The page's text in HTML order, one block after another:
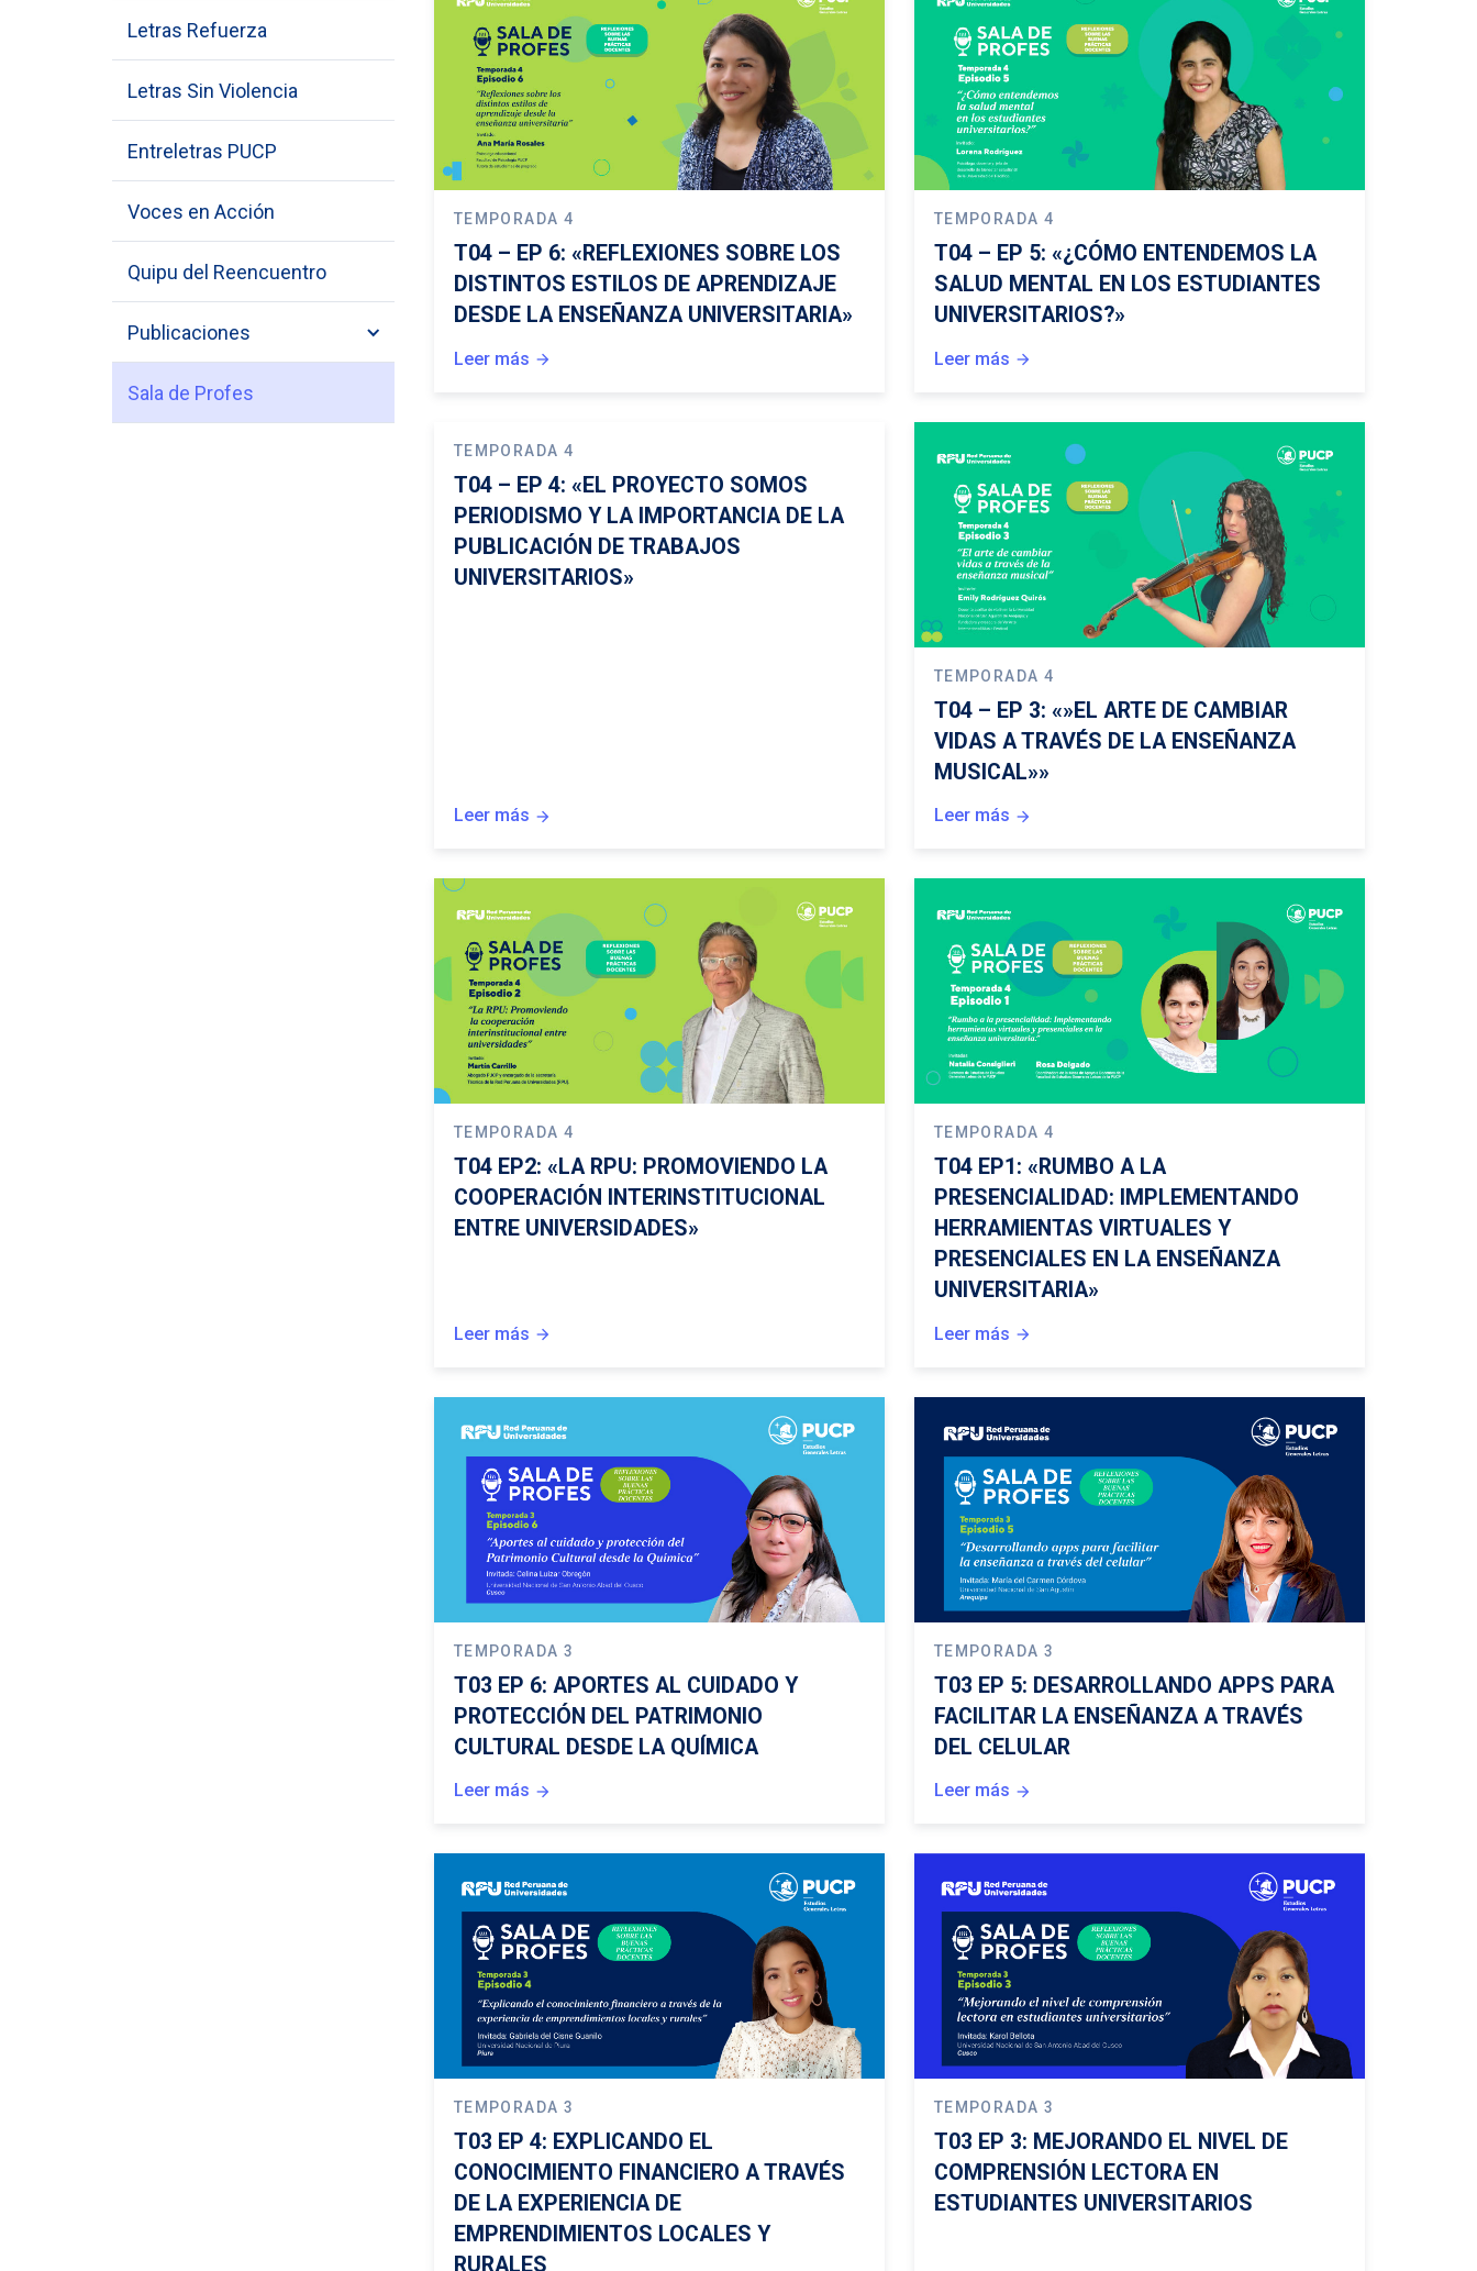
Letras Refuerza
Letras Sin Violencia
Entreletras PUCP
Voces en Acción
Quipu del Reencuentro
Publicaciones
Sala de Profes
TEMPORADA 4
T04 – EP 6: «REFLEXIONES SOBRE LOS
DISTINTOS ESTILOS DE APRENDIZAJE
DESDE LA ENSEÑANZA UNIVERSITARIA»
Leer más arrow_forward
TEMPORADA 4
T04 – EP 5: «¿CÓMO ENTENDEMOS LA
SALUD MENTAL EN LOS ESTUDIANTES
UNIVERSITARIOS?»
Leer más arrow_forward
TEMPORADA 4
T04 – EP 4: «EL PROYECTO SOMOS
PERIODISMO Y LA IMPORTANCIA DE LA
PUBLICACIÓN DE TRABAJOS
UNIVERSITARIOS»
Leer más arrow_forward
TEMPORADA 4
T04 – EP 3: «»EL ARTE DE CAMBIAR
VIDAS A TRAVÉS DE LA ENSEÑANZA
MUSICAL»»
Leer más arrow_forward
TEMPORADA 4
T04 EP2: «LA RPU: PROMOVIENDO LA
COOPERACIÓN INTERINSTITUCIONAL
ENTRE UNIVERSIDADES»
Leer más arrow_forward
TEMPORADA 4
T04 EP1: «RUMBO A LA
PRESENCIALIDAD: IMPLEMENTANDO
HERRAMIENTAS VIRTUALES Y
PRESENCIALES EN LA ENSEÑANZA
UNIVERSITARIA»
Leer más arrow_forward
TEMPORADA 3
T03 EP 6: APORTES AL CUIDADO Y
PROTECCIÓN DEL PATRIMONIO
CULTURAL DESDE LA QUÍMICA
Leer más arrow_forward
TEMPORADA 3
T03 EP 5: DESARROLLANDO APPS PARA
FACILITAR LA ENSEÑANZA A TRAVÉS
DEL CELULAR
Leer más arrow_forward
TEMPORADA 3
T03 EP 4: EXPLICANDO EL
CONOCIMIENTO FINANCIERO A TRAVÉS
DE LA EXPERIENCIA DE
EMPRENDIMIENTOS LOCALES Y
RURALES
TEMPORADA 3
T03 EP 3: MEJORANDO EL NIVEL DE
COMPRENSIÓN LECTORA EN
ESTUDIANTES UNIVERSITARIOS